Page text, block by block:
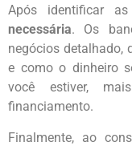
Após identificar
necessária. Os
negócios detalhado,
e como o dinheiro
você estiver,
financiamento.
Finalmente, ao